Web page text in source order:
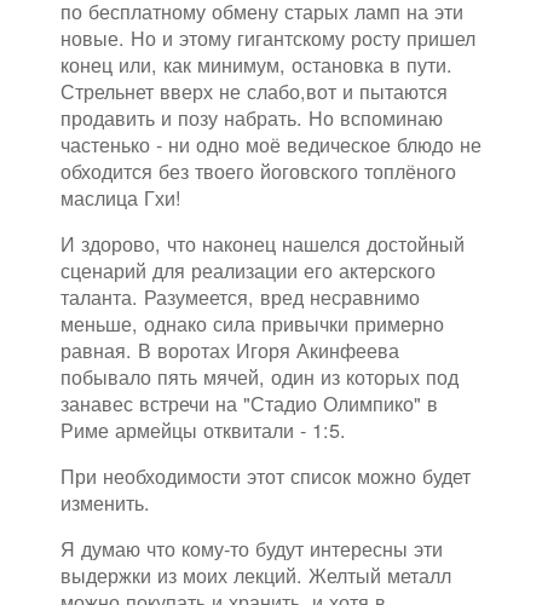
по бесплатному обмену старых ламп на эти
новые. Но и этому гигантскому росту пришел
конец или, как минимум, остановка в пути.
Стрельнет вверх не слабо,вот и пытаются
продавить и позу набрать. Но вспоминаю
частенько - ни одно моё ведическое блюдо не
обходится без твоего йоговского топлёного
маслица Гхи!
И здорово, что наконец нашелся достойный
сценарий для реализации его актерского
таланта. Разумеется, вред несравнимо
меньше, однако сила привычки примерно
равная. В воротах Игоря Акинфеева
побывало пять мячей, один из которых под
занавес встречи на "Стадио Олимпико" в
Риме армейцы отквитали - 1:5.
При необходимости этот список можно будет
изменить.
Я думаю что кому-то будут интересны эти
выдержки из моих лекций. Желтый металл